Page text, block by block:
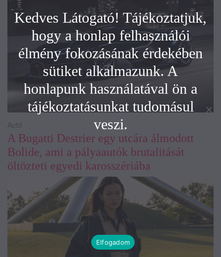
A Bugatti Destrier egy utcára álmodott
Bolide, ami a pályaautók brutalitását
öltözteti egyedi karosszériába
Autó
Kedves Látogató! Tájékoztatjuk,
hogy a honlap felhasználói
élmény fokozásának érdekében
sütiket alkalmazunk. A
honlapunk használatával ön a
tájékoztatásunkat tudomásul
veszi.
Elfogadom